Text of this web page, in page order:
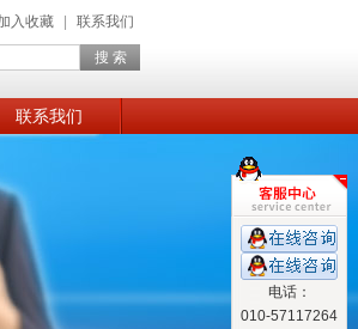
入收藏 联系我们
联系我们
电话：
010-57117264